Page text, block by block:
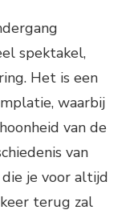
spektakel,
Het is een
waarbij
van de
van
je voor altijd
terug zal